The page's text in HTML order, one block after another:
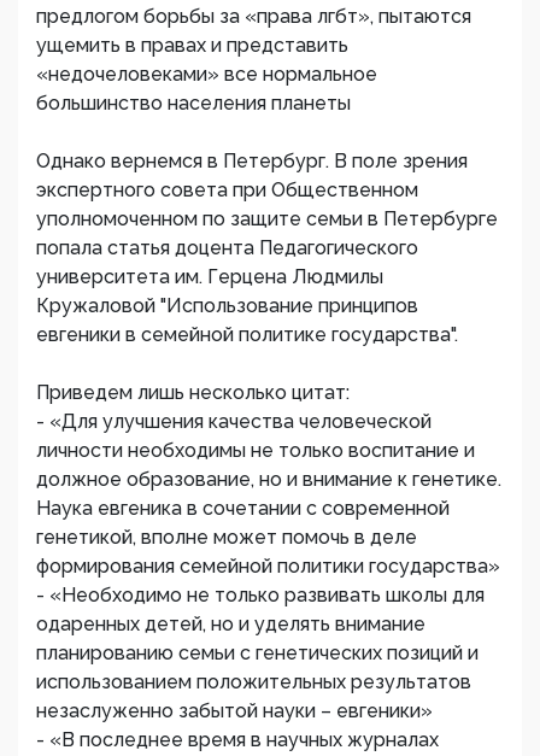
предлогом борьбы за «права лгбт», пытаются
ущемить в правах и представить
«недочеловеками» все нормальное
большинство населения планеты
Однако вернемся в Петербург. В поле зрения
экспертного совета при Общественном
уполномоченном по защите семьи в Петербурге
попала статья доцента Педагогического
университета им. Герцена Людмилы
Кружаловой "Использование принципов
евгеники в семейной политике государства".
Приведем лишь несколько цитат:
- «Для улучшения качества человеческой
личности необходимы не только воспитание и
должное образование, но и внимание к генетике.
Наука евгеника в сочетании с современной
генетикой, вполне может помочь в деле
формирования семейной политики государства»
- «Необходимо не только развивать школы для
одаренных детей, но и уделять внимание
планированию семьи с генетических позиций и
использованием положительных результатов
незаслуженно забытой науки – евгеники»
- «В последнее время в научных журналах